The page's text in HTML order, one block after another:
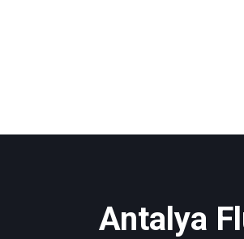
Antalya